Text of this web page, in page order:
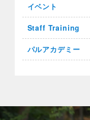
イベント
Staff Training
パルアカデミー